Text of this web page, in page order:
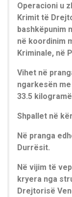
Operacioni u
Krimit të
bashkëpunim
në koordinim
Kriminale, në
Vihet në
ngarkesën
33.5
Shpallet në
Në pranga
Durrësit.
Në vijim të
kryera nga
Drejtorisë